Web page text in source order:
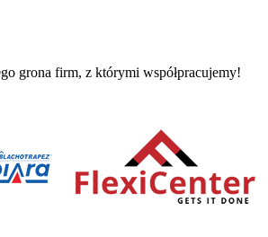
grona firm, z którymi współpracujemy!